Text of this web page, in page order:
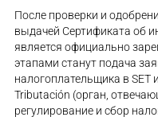
После проверки и
выдачей Сертификата об
является официально
этапами станут подача
налогоплательщика в SET
Tributación (орган,
регулирование и сбор